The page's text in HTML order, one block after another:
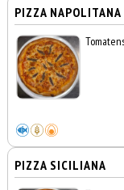
PIZZA NAPOLITANA
PIZZA SICILIANA